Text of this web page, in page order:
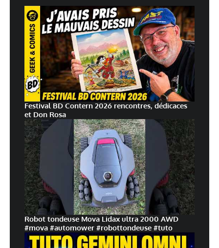
Festival BD Contern 2026 rencontres, dédicaces
et Don Rosa
Robot tondeuse Mova Lidax ultra 2000 AWD
#mova #automower #robottondeuse #tuto